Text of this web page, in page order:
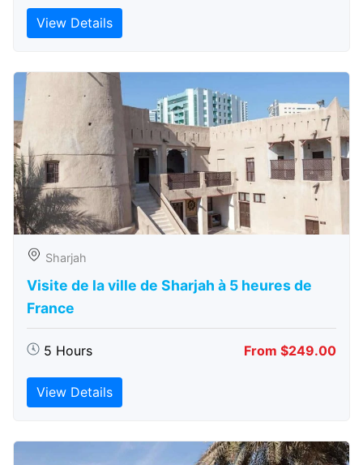
View Details
Sharjah
Visite de la ville de Sharjah à 5 heures de
France
5 Hours From $249.00
View Details